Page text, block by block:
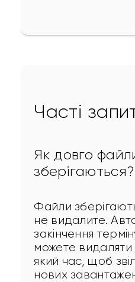
Часті
Як довго
зберігаються?
Файли
не видалите.
закінчення
можете
який час, щоб
нових